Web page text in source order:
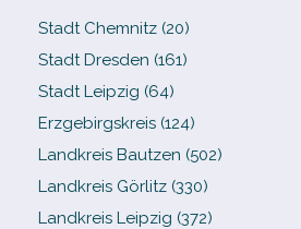
Stadt Chemnitz (20)
Stadt Dresden (161)
Stadt Leipzig (64)
Erzgebirgskreis (124)
Landkreis Bautzen (502)
Landkreis Görlitz (330)
Landkreis Leipzig (372)